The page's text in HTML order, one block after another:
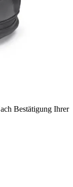
Bestätigung Ihrer